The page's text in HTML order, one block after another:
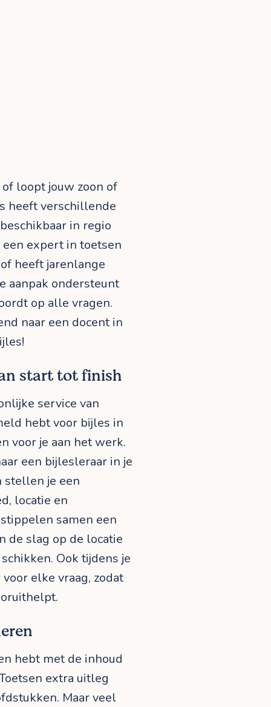
loopt jouw zoon of
heeft verschillende
in regio
expert in toetsen
heeft jarenlange
aanpak ondersteunt
op alle vragen.
naar een docent in
start tot finish
service van
hebt voor bijles in
voor je aan het werk.
een bijlesleraar in je
stellen je een
locatie en
samen een
de slag op de locatie
Ook tijdens je
elke vraag, zodat
hebt met de inhoud
extra uitleg
Maar veel